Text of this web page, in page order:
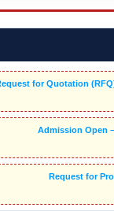
for Quotation
Admission Open
Request for